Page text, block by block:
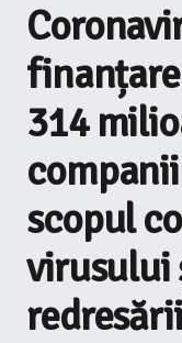
314
scopul
virusului
redresării